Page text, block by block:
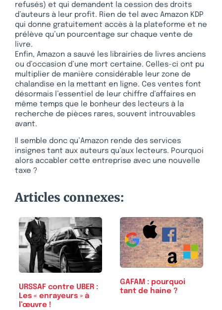
refusés) et qui demandent la cession des droits
d’auteurs à leur profit. Rien de tel avec Amazon KDP
qui donne gratuitement accès à la plateforme et ne
prélève qu’un pourcentage sur chaque vente de
livre.
Enfin, Amazon a sauvé les librairies de livres anciens
ou d’occasion d’une mort certaine. Celles-ci ont pu
multiplier de manière considérable leur zone de
chalandise en la mettant en ligne. Ces ventes font
désormais l’essentiel de leur chiffre d’affaires en
même temps que le bonheur des lecteurs à la
recherche de pièces rares, souvent introuvables
avant.
Il semble donc qu’Amazon rende des services
insignes tant aux auteurs qu’aux lecteurs. Pourquoi
alors accabler cette entreprise avec une nouvelle
taxe ?
Articles connexes:
URSSAF contre UBER :
Les « enrayeurs » à
l’œuvre !
GAFAM : pourquoi
tant de haine ?